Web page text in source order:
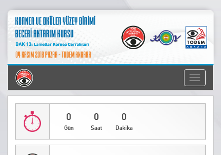
Toggle
0
Gün
0
Saat
0
Dakika